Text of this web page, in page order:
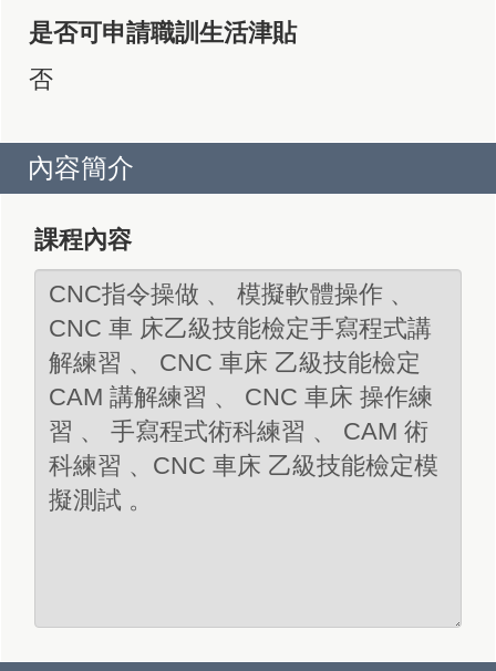
是否可申請職訓生活津貼
否
內容簡介
課程內容